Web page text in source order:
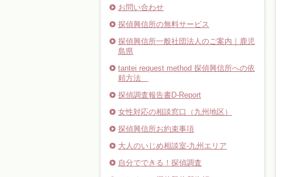
お問い合わせ
探偵興信所の無料サービス
探偵興信所一般社団法人のご案内｜鹿児
島県
tantei request method 探偵興信所への依
頼方法
探偵調査報告書D-Report
女性対応の相談窓口（九州地区）
探偵興信所お約束事項
大人のいじめ相談室-九州エリア
自分でできる！探偵調査